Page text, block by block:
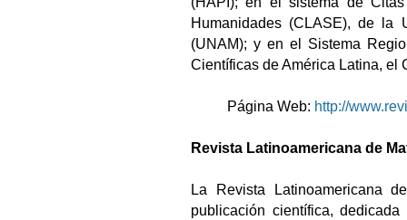
Humanidades (CLASE), de la
(UNAM); y en el Sistema
Científicas de América Latina, el
Página Web: http://
Revista Latinoamericana de
La Revista Latinoamericana
publicación científica,